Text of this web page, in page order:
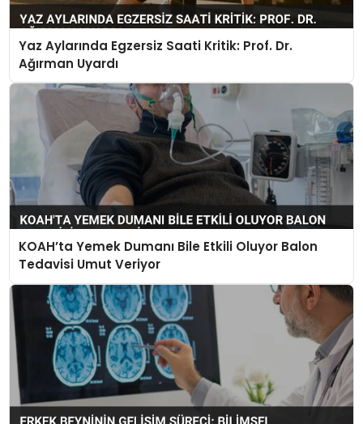
Yaz Aylarında Egzersiz Saati Kritik: Prof. Dr.
Ağırman Uyardı
KOAH’ta Yemek Dumanı Bile Etkili Oluyor Balon
Tedavisi Umut Veriyor